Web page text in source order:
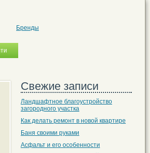
Бренды
Свежие записи
Ландшафтное благоустройство
загородного участка
Как делать ремонт в новой квартире
Баня своими руками
Асфальт и его особенности